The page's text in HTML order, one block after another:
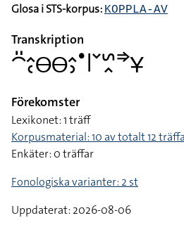
Glosa i STS-korpus: KOPPLA-AV
Transkription
􌤃􌤺􌤵􌥗􌤫􌤫􌤵􌤶􌤟􌥼􌥧􌥲􌥿􌦆􌥃
Förekomster
Lexikonet: 1 träff
Korpusmaterial: 10 av totalt 12
Enkäter: 0 träffar
Fonologiska varianter: 2 st
Uppdaterat: 2026-08-06